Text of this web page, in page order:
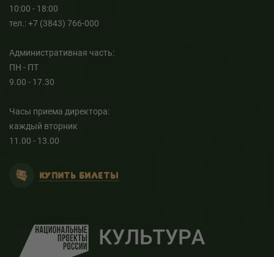
10:00 - 18:00
тел.: +7 (3843) 766-000
Административная часть:
ПН - ПТ
9.00 - 17.30
Часы приема директора:
каждый вторник
11.00 - 13.00
КУПИТЬ БИЛЕТЫ